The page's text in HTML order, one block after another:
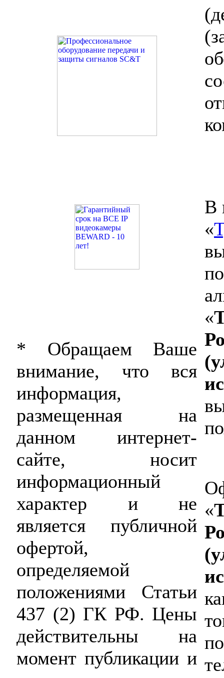
* Обращаем Ваше
внимание, что вся
информация,
размещенная на
данном интернет-
сайте, носит
информационный
характер и не
является публичной
офертой,
определяемой
положениями Статьи
437 (2) ГК РФ. Цены
действительны на
момент публикации и
В
«
«
«